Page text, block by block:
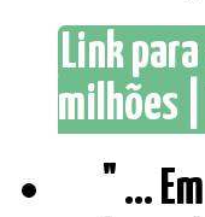
Link
milhões
" ...